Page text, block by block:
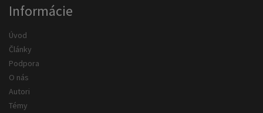
Informácie
Úvod
Články
Podpora
O nás
Autori
Témy